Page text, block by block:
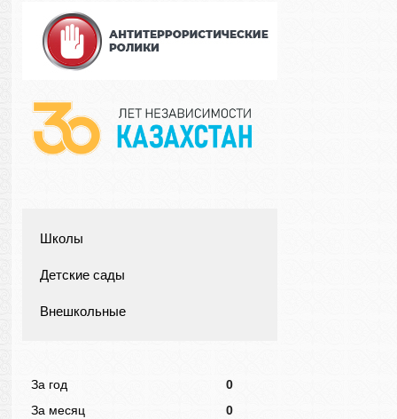
Школы
Детские сады
Внешкольные
За год
0
За месяц
0